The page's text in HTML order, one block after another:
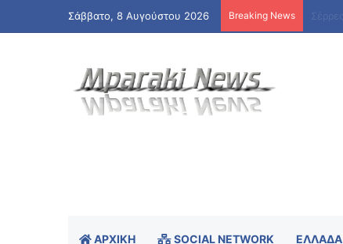
Σάββατο, 8 Αυγούστου 2026 Breaking News
ΑΡΧΙΚΉ SOCIAL NETWORK ΕΛΛΆΔΑ